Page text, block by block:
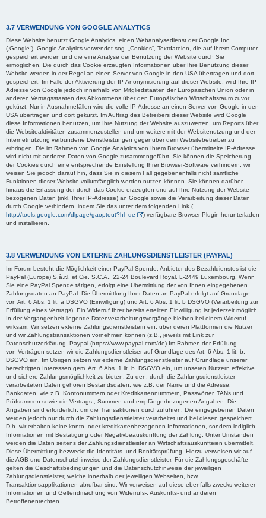
3.7 VERWENDUNG VON GOOGLE ANALYTICS
Diese Website benutzt Google Analytics, einen Webanalysedienst der Google Inc.
(„Google“). Google Analytics verwendet sog. „Cookies“, Textdateien, die auf Ihrem Computer
gespeichert werden und die eine Analyse der Benutzung der Website durch Sie
ermöglichen. Die durch das Cookie erzeugten Informationen über Ihre Benutzung dieser
Website werden in der Regel an einen Server von Google in den USA übertragen und dort
gespeichert. Im Falle der Aktivierung der IP-Anonymisierung auf dieser Website, wird Ihre IP-
Adresse von Google jedoch innerhalb von Mitgliedstaaten der Europäischen Union oder in
anderen Vertragsstaaten des Abkommens über den Europäischen Wirtschaftsraum zuvor
gekürzt. Nur in Ausnahmefällen wird die volle IP-Adresse an einen Server von Google in den
USA übertragen und dort gekürzt. Im Auftrag des Betreibers dieser Website wird Google
diese Informationen benutzen, um Ihre Nutzung der Website auszuwerten, um Reports über
die Websiteaktivitäten zusammenzustellen und um weitere mit der Websitenutzung und der
Internetnutzung verbundene Dienstleistungen gegenüber dem Websitebetreiber zu
erbringen. Die im Rahmen von Google Analytics von Ihrem Browser übermittelte IP-Adresse
wird nicht mit anderen Daten von Google zusammengeführt. Sie können die Speicherung
der Cookies durch eine entsprechende Einstellung Ihrer Browser-Software verhindern; wir
weisen Sie jedoch darauf hin, dass Sie in diesem Fall gegebenenfalls nicht sämtliche
Funktionen dieser Website vollumfänglich werden nutzen können. Sie können darüber
hinaus die Erfassung der durch das Cookie erzeugten und auf Ihre Nutzung der Website
bezogenen Daten (inkl. Ihrer IP-Adresse) an Google sowie die Verarbeitung dieser Daten
durch Google verhindern, indem Sie das unter dem folgenden Link (
http://tools.google.com/dlpage/gaoptout?hl=de
) verfügbare Browser-Plugin herunterladen
und installieren.
3.8 VERWENDUNG VON EXTERNE ZAHLUNGSDIENSTLEISTER (PAYPAL)
Im Forum besteht die Möglichkeit einer PayPal Spende. Anbieter des Bezahldienstes ist die
PayPal (Europe) S.à.r.l. et Cie, S.C.A., 22-24 Boulevard Royal, L-2449 Luxembourg. Wenn
Sie eine PayPal Spende tätigen, erfolgt eine Übermittlung der von Ihnen eingegebenen
Zahlungsdaten an PayPal. Die Übermittlung Ihrer Daten an PayPal erfolgt auf Grundlage
von Art. 6 Abs. 1 lit. a DSGVO (Einwilligung) und Art. 6 Abs. 1 lit. b DSGVO (Verarbeitung zur
Erfüllung eines Vertrags). Ein Widerruf Ihrer bereits erteilten Einwilligung ist jederzeit möglich.
In der Vergangenheit liegende Datenverarbeitungsvorgänge bleiben bei einem Widerruf
wirksam. Wir setzen externe Zahlungsdienstleistern ein, über deren Plattformen die Nutzer
und wir Zahlungstransaktionen vornehmen können (z.B., jeweils mit Link zur
Datenschutzerklärung, Paypal (https://www.paypal.com/de) Im Rahmen der Erfüllung
von Verträgen setzen wir die Zahlungsdienstleiser auf Grundlage des Art. 6 Abs. 1 lit. b.
DSGVO ein. Im Übrigen setzen wir externe Zahlungsdienstleister auf Grundlage unserer
berechtigten Interessen gem. Art. 6 Abs. 1 lit. b. DSGVO ein, um unseren Nutzern effektive
und sichere Zahlungsmöglichkeit zu bieten. Zu den, durch die Zahlungsdienstleister
verarbeiteten Daten gehören Bestandsdaten, wie z.B. der Name und die Adresse,
Bankdaten, wie z.B. Kontonummern oder Kreditkartennummern, Passwörter, TANs und
Prüfsummen sowie die Vertrags-, Summen und empfängerbezogenen Angaben. Die
Angaben sind erforderlich, um die Transaktionen durchzuführen. Die eingegebenen Daten
werden jedoch nur durch die Zahlungsdienstleister verarbeitet und bei diesen gespeichert.
D.h. wir erhalten keine konto- oder kreditkartenbezogenen Informationen, sondern lediglich
Informationen mit Bestätigung oder Negativbeauskunftung der Zahlung. Unter Umständen
werden die Daten seitens der Zahlungsdienstleister an Wirtschaftsauskunfteien übermittelt.
Diese Übermittlung bezweckt die Identitäts- und Bonitätsprüfung. Hierzu verweisen wir auf
die AGB und Datenschutzhinweise der Zahlungsdienstleister. Für die Zahlungsgeschäfte
gelten die Geschäftsbedingungen und die Datenschutzhinweise der jeweiligen
Zahlungsdienstleister, welche innerhalb der jeweiligen Webseiten, bzw.
Transaktionsapplikationen abrufbar sind. Wir verweisen auf diese ebenfalls zwecks weiterer
Informationen und Geltendmachung von Widerrufs-, Auskunfts- und anderen
Betroffenenrechten.